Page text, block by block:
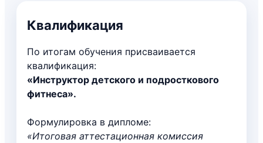
Квалификация
По итогам обучения присваивается
квалификация:
«Инструктор детского и подросткового
фитнеса».
Формулировка в дипломе:
«Итоговая аттестационная комиссия